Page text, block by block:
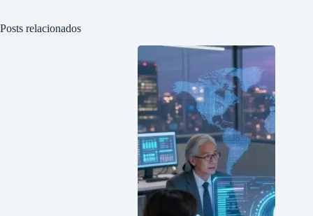
Posts relacionados